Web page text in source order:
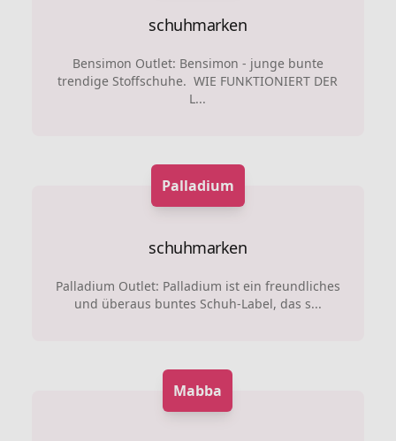
schuhmarken
Bensimon Outlet: Bensimon - junge bunte
trendige Stoffschuhe. WIE FUNKTIONIERT DER
L...
Palladium
schuhmarken
Palladium Outlet: Palladium ist ein freundliches
und überaus buntes Schuh-Label, das s...
Mabba